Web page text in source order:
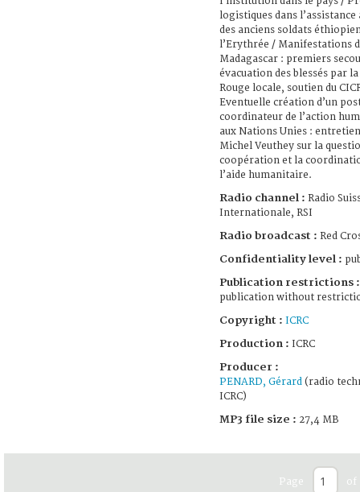
logistiques dans
des anciens soldats
l’Erythrée / Manifestations
Madagascar : premiers
évacuation des blessés par
Rouge locale, soutien du
Eventuelle création d’un
coordinateur de l’action
aux Nations Unies :
Michel Veuthey sur la
coopération et la
l’aide humanitaire.
Radio channel : Radio
Internationale, RSI
Radio broadcast : Red
Confidentiality level :
Publication restrictions :
publication without
Copyright : ICRC
Production : ICRC
Producer :
PENARD, Gérard(radio
ICRC)
MP3 file size : 27,4 MB
Page of